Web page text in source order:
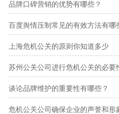
品牌口碑营销的优势有哪些？
百度舆情压制常见的有效方法有哪
上海危机公关的原则你知道多少
苏州公关公司进行危机公关的必要
谈论品牌维护的重要性有哪些？
危机公关公司确保企业的声誉和形